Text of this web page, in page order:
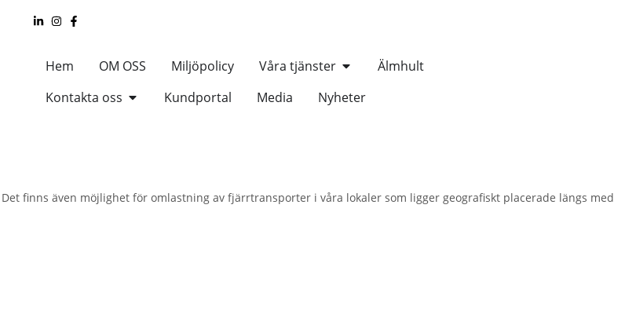
Hem OM OSS Miljöpolicy Våra tjänster
Älmhult
Kontakta oss
Kundportal Media Nyheter
finns även möjlighet för omlastning av fjärrtransporter i våra lokaler som ligger geografiskt placerade längs med